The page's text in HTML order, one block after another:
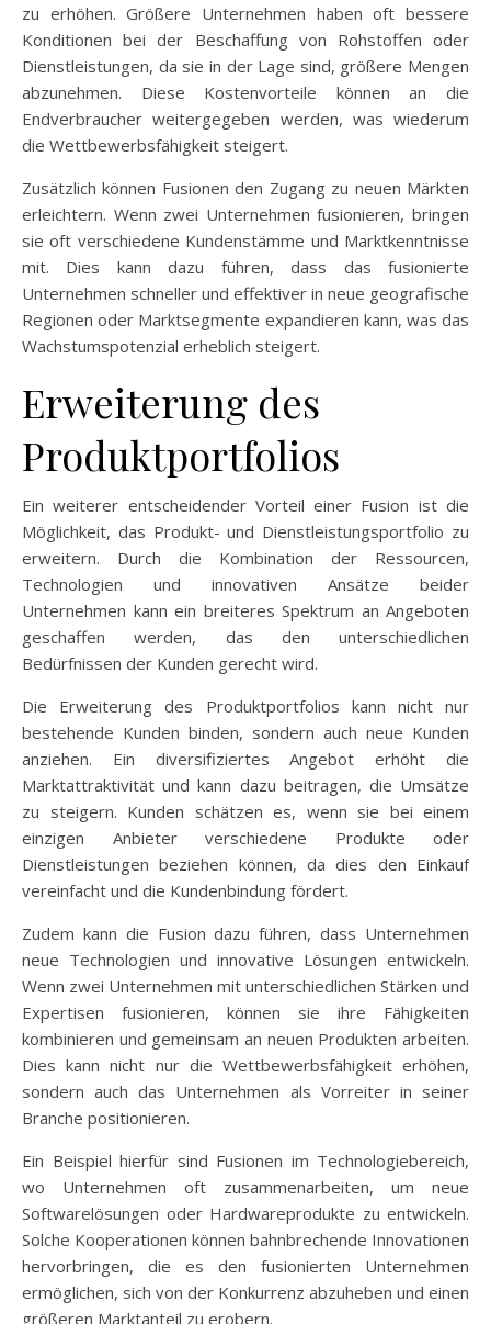
zu erhöhen. Größere Unternehmen haben oft bessere
Konditionen bei der Beschaffung von Rohstoffen oder
Dienstleistungen, da sie in der Lage sind, größere Mengen
abzunehmen. Diese Kostenvorteile können an die
Endverbraucher weitergegeben werden, was wiederum
die Wettbewerbsfähigkeit steigert.
Zusätzlich können Fusionen den Zugang zu neuen Märkten
erleichtern. Wenn zwei Unternehmen fusionieren, bringen
sie oft verschiedene Kundenstämme und Marktkenntnisse
mit. Dies kann dazu führen, dass das fusionierte
Unternehmen schneller und effektiver in neue geografische
Regionen oder Marktsegmente expandieren kann, was das
Wachstumspotenzial erheblich steigert.
Erweiterung des
Produktportfolios
Ein weiterer entscheidender Vorteil einer Fusion ist die
Möglichkeit, das Produkt- und Dienstleistungsportfolio zu
erweitern. Durch die Kombination der Ressourcen,
Technologien und innovativen Ansätze beider
Unternehmen kann ein breiteres Spektrum an Angeboten
geschaffen werden, das den unterschiedlichen
Bedürfnissen der Kunden gerecht wird.
Die Erweiterung des Produktportfolios kann nicht nur
bestehende Kunden binden, sondern auch neue Kunden
anziehen. Ein diversifiziertes Angebot erhöht die
Marktattraktivität und kann dazu beitragen, die Umsätze
zu steigern. Kunden schätzen es, wenn sie bei einem
einzigen Anbieter verschiedene Produkte oder
Dienstleistungen beziehen können, da dies den Einkauf
vereinfacht und die Kundenbindung fördert.
Zudem kann die Fusion dazu führen, dass Unternehmen
neue Technologien und innovative Lösungen entwickeln.
Wenn zwei Unternehmen mit unterschiedlichen Stärken und
Expertisen fusionieren, können sie ihre Fähigkeiten
kombinieren und gemeinsam an neuen Produkten arbeiten.
Dies kann nicht nur die Wettbewerbsfähigkeit erhöhen,
sondern auch das Unternehmen als Vorreiter in seiner
Branche positionieren.
Ein Beispiel hierfür sind Fusionen im Technologiebereich,
wo Unternehmen oft zusammenarbeiten, um neue
Softwarelösungen oder Hardwareprodukte zu entwickeln.
Solche Kooperationen können bahnbrechende Innovationen
hervorbringen, die es den fusionierten Unternehmen
ermöglichen, sich von der Konkurrenz abzuheben und einen
größeren Marktanteil zu erobern.